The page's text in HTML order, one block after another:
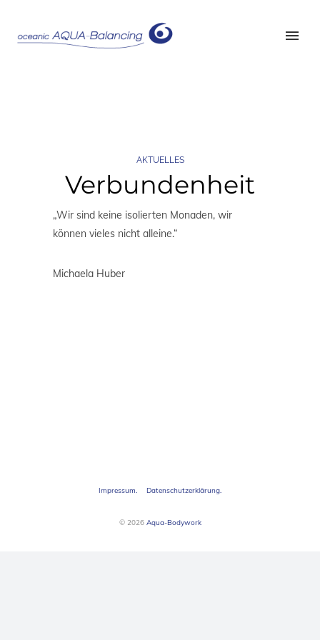
AKTUELLES
Verbundenheit
„Wir sind keine isolierten Monaden, wir
können vieles nicht alleine.“
Michaela Huber
Impressum. Datenschutzerklärung.
© 2026 Aqua-Bodywork